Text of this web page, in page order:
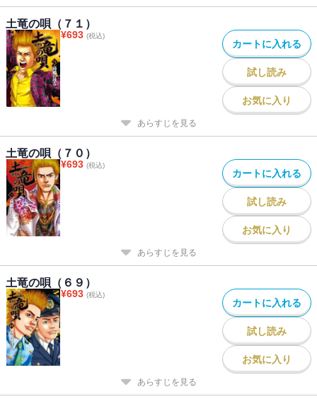
土竜の唄（７１）
¥693 (税込)
カートに入れる
試し読み
お気に入り
あらすじを見る
土竜の唄（７０）
¥693 (税込)
カートに入れる
試し読み
お気に入り
あらすじを見る
土竜の唄（６９）
¥693 (税込)
カートに入れる
試し読み
お気に入り
あらすじを見る